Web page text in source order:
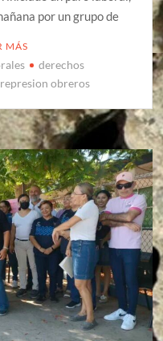
por un grupo de
MÁS
derechos
represion obreros